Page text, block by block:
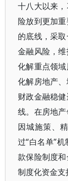
十八大以来
险放到更加
的底线，采
金融风险，
化解重点领
化解房地产
财政金融稳
线。在房地
因城施策、
过“白名单”
款保险制度
制度化资金支